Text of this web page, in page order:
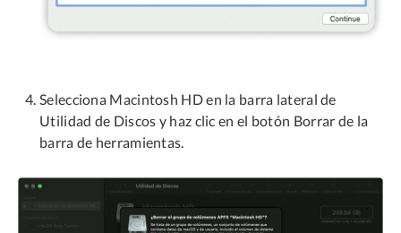
Selecciona Macintosh HD en la barra lateral de
Utilidad de Discos y haz clic en el botón Borrar de la
barra de herramientas.